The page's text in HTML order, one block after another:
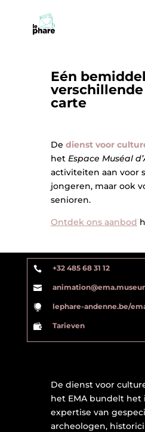
Content
navigation
Eén
carte
De dienst voor
het Espace Muséal
activiteiten aan voor
jongeren, maar ook
senioren.
Ontdek ons aanbod
 +32 485 68 31 12

 lephare-andenne.be/
 Tarieven
De dienst voor
het EMA bundelt het
expertise van
archeologen,